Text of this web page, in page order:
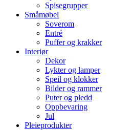
Spisegrupper
Småmøbel
Soverom
Entré
Puffer og krakker
Interiør
Dekor
Lykter og lamper
Speil og klokker
Bilder og rammer
Puter og pledd
Oppbevaring
Jul
Pleieprodukter